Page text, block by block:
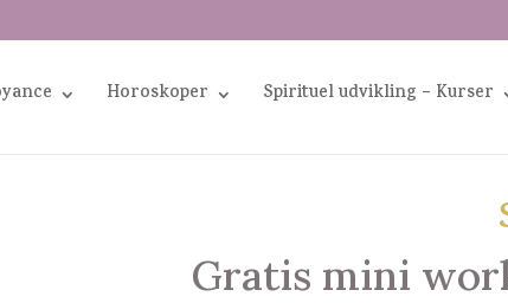
Horoskoper Spirituel udvikling – Kurser
Gratis mini